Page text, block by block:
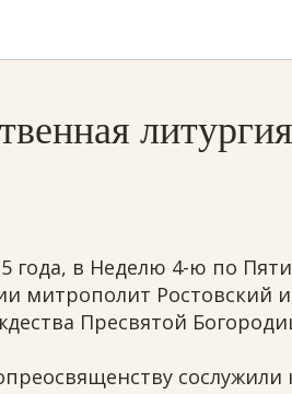
года, в Неделю 4-ю по
митрополит Ростовский
Пресвятой